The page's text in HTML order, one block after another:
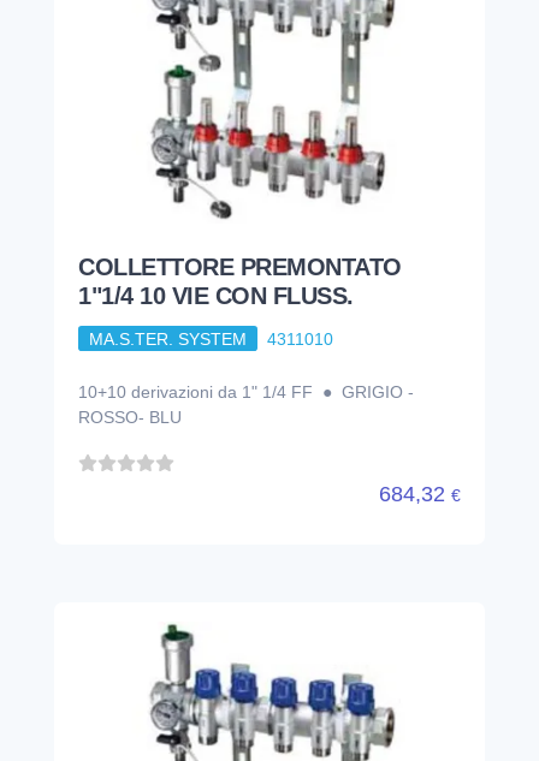
COLLETTORE PREMONTATO
1"1/4 10 VIE CON FLUSS.
MA.S.TER. SYSTEM 4311010
10+10 derivazioni da 1" 1/4 FF ● GRIGIO -
ROSSO- BLU
684,32 €